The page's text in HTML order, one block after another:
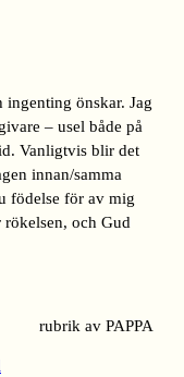
önskar. Jag
– usel både på
Vanligtvis blir det
innan/samma
födelse för av mig
och Gud
rubrik av PAPPA